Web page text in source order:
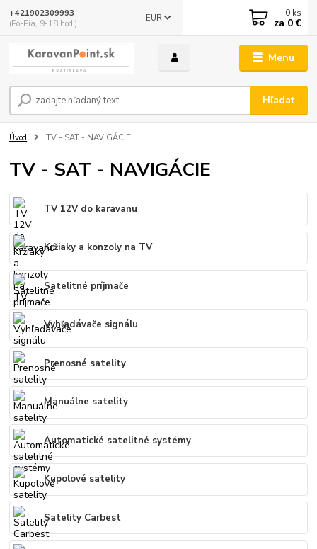
Menu
EUR
Hľadať
+421902309993
(Po-Pia, 9-18 hod.)
0 ks
za 0 €
Úvod TV - SAT - NAVIGÁCIE
TV - SAT - NAVIGÁCIE
TV 12V do karavanu
Kržiaky a konzoly na TV
Satelitné príjmače
Vyhľadávače signálu
Prenosné satelity
Manuálne satelity
Automatické satelitné systémy
Kupolové satelity
Satelity Carbest